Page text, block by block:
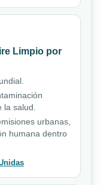
Limpio por
la salud.
urbanas,
humana dentro